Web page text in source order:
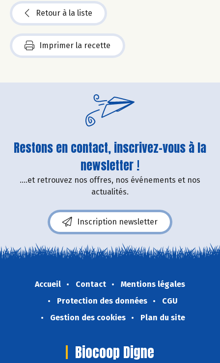
Retour à la liste
Imprimer la recette
Restons en contact, inscrivez-vous à la
newsletter !
....et retrouvez nos offres, nos événements et nos
actualités.
Inscription newsletter
Accueil Contact
Mentions légales
Protection des données
CGU
Gestion des cookies
Plan du site
Biocoop Digne